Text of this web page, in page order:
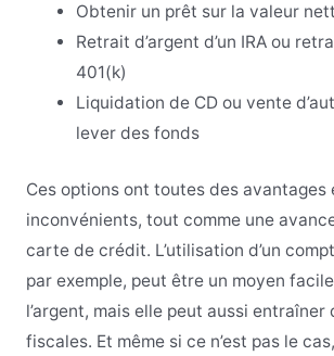
Obtenir un prêt sur la valeur
Retrait d’argent d’un IRA ou
401(k)
Liquidation de CD ou vente
lever des fonds
Ces options ont toutes des avantages
inconvénients, tout comme une
carte de crédit. L’utilisation d’un
par exemple, peut être un moyen
l’argent, mais elle peut aussi entraîner
fiscales. Et même si ce n’est pas le